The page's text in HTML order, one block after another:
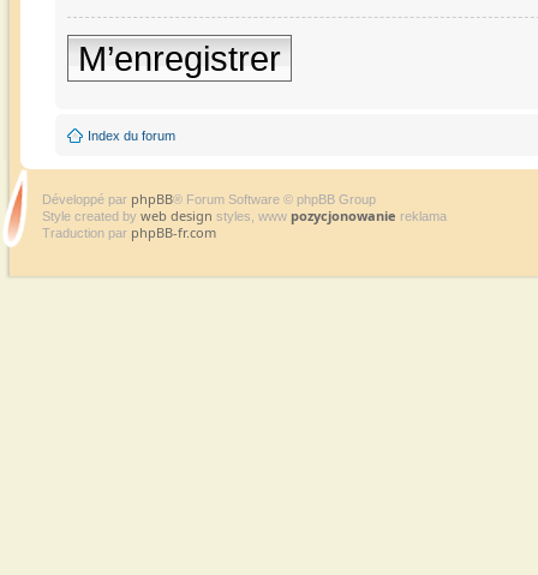
M’enregistrer
Index du forum
Développé par phpBB® Forum Software © phpBB Group
Style created by web design styles, www pozycjonowanie reklama
Traduction par phpBB-fr.com